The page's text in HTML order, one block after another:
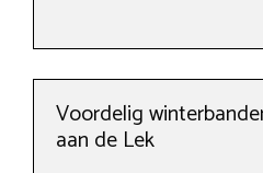
Voordelig
aan de Lek